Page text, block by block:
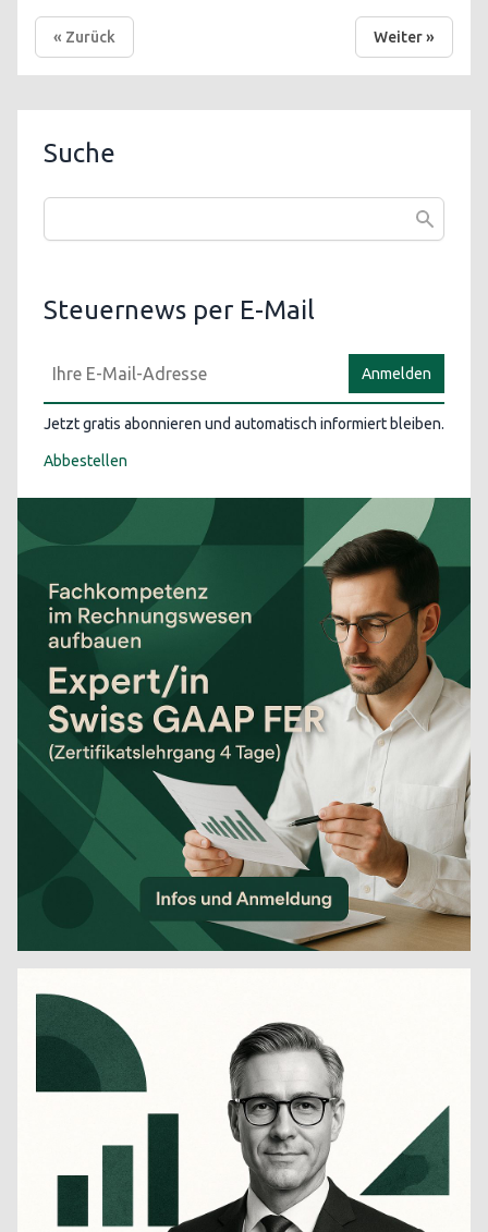
« Zurück Weiter »
Suche
Steuernews per E-Mail
Anmelden
Jetzt gratis abonnieren und automatisch informiert bleiben.
Abbestellen